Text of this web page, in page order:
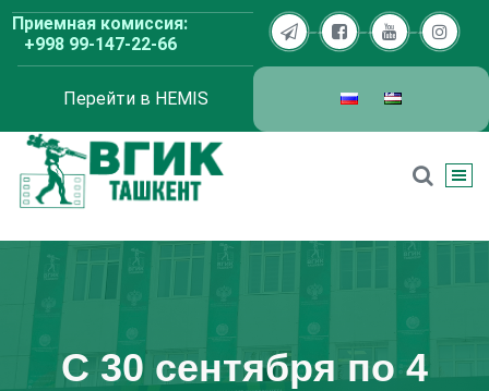
Перейти
содержимому
Приемная комиссия:
+998 99-147-22-66
Перейти в HEMIS
С 30 сентября по 4